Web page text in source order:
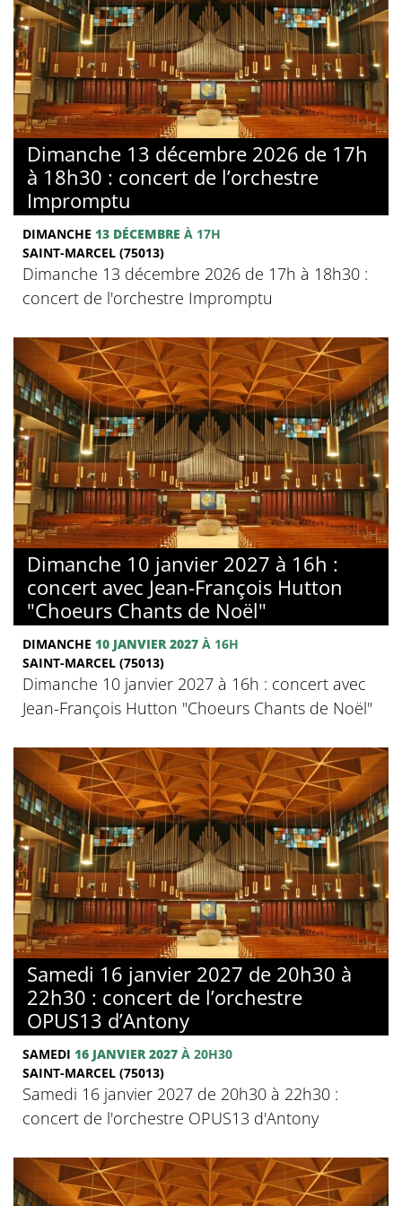
Dimanche 13 décembre 2026 de 17h
à 18h30 : concert de l’orchestre
Impromptu
DIMANCHE 13 DÉCEMBRE À 17H
SAINT-MARCEL (75013)
Dimanche 13 décembre 2026 de 17h à 18h30 :
concert de l'orchestre Impromptu
Dimanche 10 janvier 2027 à 16h :
concert avec Jean-François Hutton
"Choeurs Chants de Noël"
DIMANCHE 10 JANVIER 2027 À 16H
SAINT-MARCEL (75013)
Dimanche 10 janvier 2027 à 16h : concert avec
Jean-François Hutton "Choeurs Chants de Noël"
Samedi 16 janvier 2027 de 20h30 à
22h30 : concert de l’orchestre
OPUS13 d’Antony
SAMEDI 16 JANVIER 2027 À 20H30
SAINT-MARCEL (75013)
Samedi 16 janvier 2027 de 20h30 à 22h30 :
concert de l'orchestre OPUS13 d'Antony